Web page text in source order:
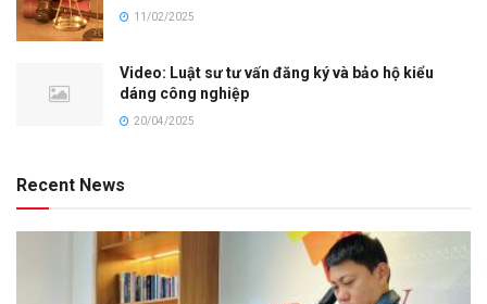
11/02/2025
Video: Luật sư tư vấn đăng ký và bảo hộ kiểu
dáng công nghiệp
20/04/2025
Recent News